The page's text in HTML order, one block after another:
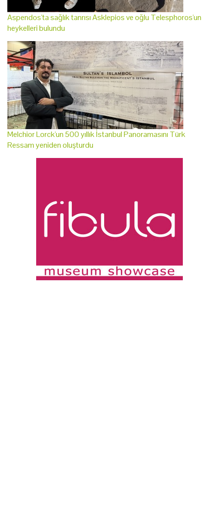
Aspendos'ta sağlık tanrısı Asklepios ve oğlu Telesphoros'un
heykelleri bulundu
Melchior Lorck'un 500 yıllık İstanbul Panoramasını Türk
Ressam yeniden oluşturdu